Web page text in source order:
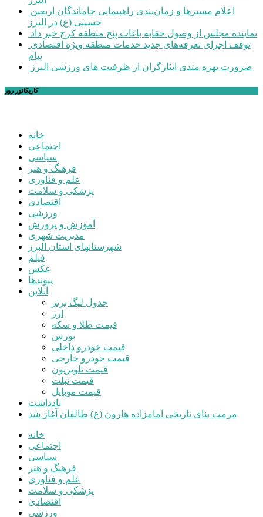
حسینی (ع) در البرز
نماینده مجلس از وصول حقابه باغات پنج منطقه کرج خبر داد
پیام
ضرورت بهره مندی ایثارگران از ظرفیت های ورزشی البرز
کاریکاتور روز
خانه
اجتماعی
سیاسی
فرهنگ و هنر
علم و فناوری
پزشکی و سلامت
اقتصادی
ورزشی
آموزش و پرورش
مدیریت شهری
شهرستانهای استان البرز
فیلم
عکس
پیوندها
آنلاین
جدول لیگ برتر
ارز
قیمت طلا و سکه
بورس
قیمت خودرو داخلی
قیمت خودرو خارجی
قیمت تلویزیون
قیمت تبلت
قیمت موبایل
یادداشت
مرمت بنای تاریخی امامزاده هارون (ع) طالقان آغاز شد
خانه
اجتماعی
سیاسی
فرهنگ و هنر
علم و فناوری
پزشکی و سلامت
اقتصادی
ورزشی